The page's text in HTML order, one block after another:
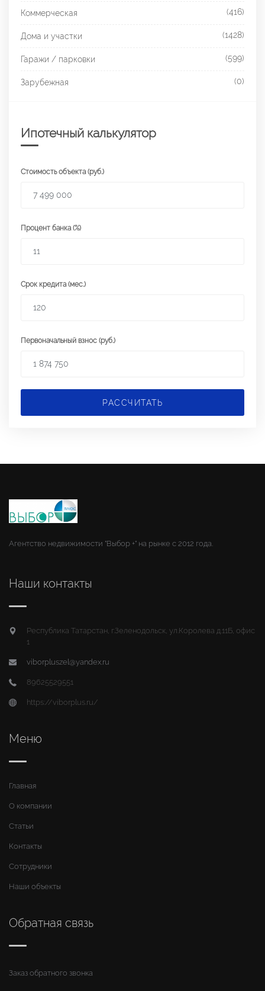
Коммерческая (416)
Дома и участки (1428)
Гаражи / парковки (599)
Зарубежная (0)
Ипотечный калькулятор
Стоимость объекта (руб.)
Процент банка (%)
Срок кредита (мес.)
Первоначальный взнос (руб.)
РАССЧИТАТЬ
Агентство недвижимости "Выбор +" на рынке с 2012 года.
Наши контакты
Республика Татарстан, г.Зеленодольск, ул.Королева д.11Б, офис
1
viborpluszel@yandex.ru
89625529551
https://viborplus.ru/
Меню
Главная
О компании
Статьи
Контакты
Сотрудники
Наши объекты
Обратная связь
Заказ обратного звонка